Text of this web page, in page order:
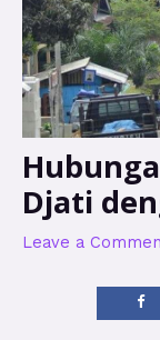
Djati
Leave a